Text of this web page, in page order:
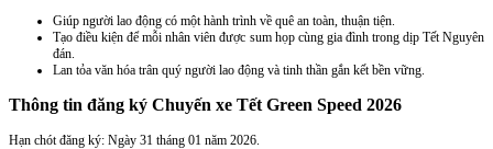
Giúp người lao động có một hành trình về quê an toàn, thuận tiện.
Tạo điều kiện để mỗi nhân viên được sum họp cùng gia đình trong dịp Tết Nguyên
đán.
Lan tỏa văn hóa trân quý người lao động và tinh thần gắn kết bền vững.
Thông tin đăng ký Chuyến xe Tết Green Speed 2026
Hạn chót đăng ký: Ngày 31 tháng 01 năm 2026.